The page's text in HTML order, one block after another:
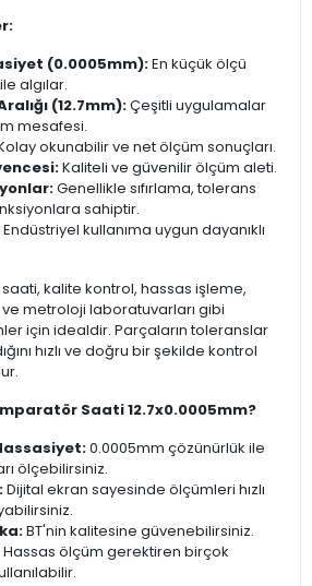
(0.0005mm):En küçük ölçü
algılar.
(12.7mm):Çeşitli uygulamalar
mesafesi.
okunabilir ve net ölçüm sonuçları.
Kaliteli ve güvenilir ölçüm aleti.
Genellikle sıfırlama, tolerans
sahiptir.
Endüstriyel kullanıma uygun dayanıklı
kalite kontrol, hassas işleme,
metroloji laboratuvarları gibi
için idealdir. Parçaların toleranslar
hızlı ve doğru bir şekilde kontrol
Saati 12.7x0.0005mm?
0.0005mm çözünürlük ile
ölçebilirsiniz.
Dijital ekran sayesinde ölçümleri hızlı
BT'nin kalitesine güvenebilirsiniz.
Hassas ölçüm gerektiren birçok